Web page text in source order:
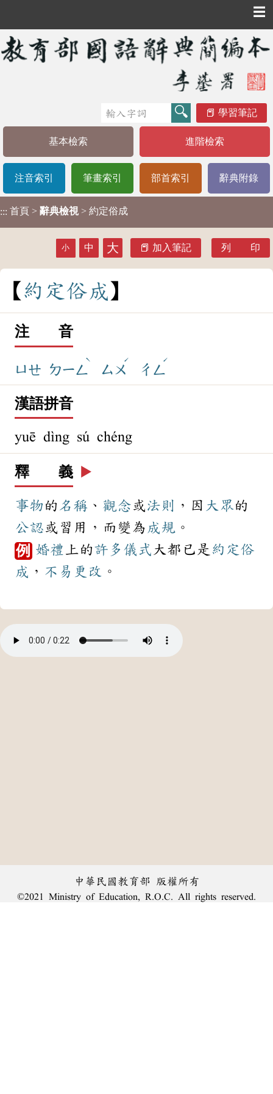
☰
學習筆記
基本檢索 進階檢索
注音索引 筆畫索引 部首索引 辭典附錄
::: 首頁 > 辭典檢視 > 約定俗成
小 中 大 加入筆記 列 印
約 定俗成
注 音
ㄩㄝ ㄉㄧㄥ
ˋ
ㄙㄨ
ˊ
ㄔㄥ
ˊ
漢語拼音
yuē dìng sú chéng
釋 義 ▶️
事物的 名稱 、 觀念或法則 ，因 大眾的
公認或習用，而變為 成規 。
例 婚禮 上的許多 儀式 大都已是 約定俗
成 ， 不易 更改 。
中華民國教育部 版權所有
©2021 Ministry of Education, R.O.C. All rights reserved.